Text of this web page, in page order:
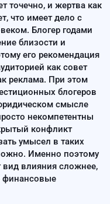
точечно, и жертва как
что имеет дело с
Блогер годами
близости и
его рекомендация
как совет
реклама. При этом
блогеров
смысле
некомпетентны
конфликт
умысел в таких
Именно поэтому
вид влияния сложнее,
финансовые